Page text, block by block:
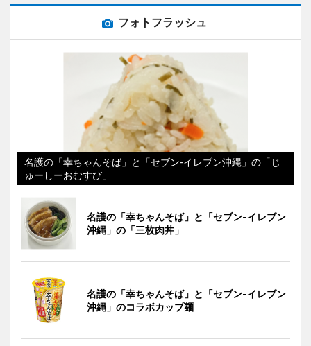
フォトフラッシュ
名護の「幸ちゃんそば」と「セブン‐イレブン沖縄」の「じ
ゅーしーおむすび」
名護の「幸ちゃんそば」と「セブン‐イレブン
沖縄」の「三枚肉丼」
名護の「幸ちゃんそば」と「セブン‐イレブン
沖縄」のコラボカップ麺